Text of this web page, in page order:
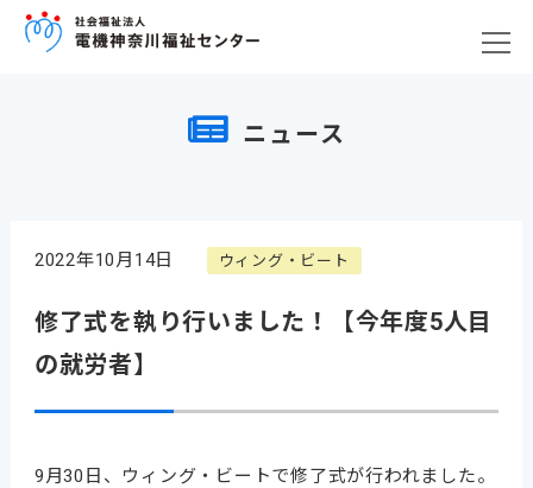
ニュース
2022年10月14日 ウィング・ビート
修了式を執り行いました！【今年度5人目
の就労者】
9月30日、ウィング・ビートで修了式が行われました。